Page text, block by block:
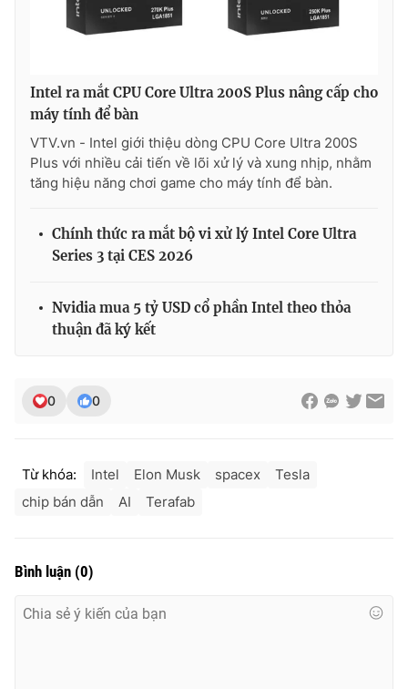
Ðiện thoại Thời báo VTV:024.66 897 897
toasoan@vtv.vn
® Cấm sao chép dưới mọi hình thức nếu không có sự chấp
thuận bằng văn bản. Ghi rõ nguồn VTV.vn khi phát hành lại
Intel ra mắt CPU Core Ultra 200S Plus nâng cấp cho
máy tính để bàn
VTV.vn - Intel giới thiệu dòng CPU Core Ultra 200S
Plus với nhiều cải tiến về lõi xử lý và xung nhịp, nhằm
tăng hiệu năng chơi game cho máy tính để bàn.
Chính thức ra mắt bộ vi xử lý Intel Core Ultra
Series 3 tại CES 2026
Nvidia mua 5 tỷ USD cổ phần Intel theo thỏa
thuận đã ký kết
0 0
Từ khóa: Intel Elon Musk spacex
Tesla
chip bán dẫn
AI Terafab
Bình luận (0)